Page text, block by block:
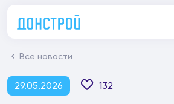
Все новости
29.05.2026 132